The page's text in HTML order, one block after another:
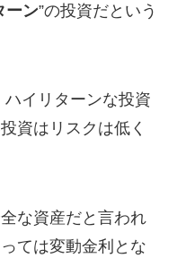
ーン”の投資だという
イリターンな投資
資はリスクは低く
な資産だと言われ
ては変動金利とな